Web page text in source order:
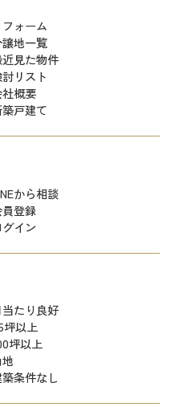
フォーム
地一覧
近見た物件
リスト
概要
築戸建て
から相談
登録
グイン
当たり良好
坪以上
坪以上
条件なし